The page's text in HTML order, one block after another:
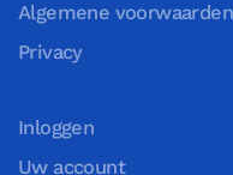
Algemene voorwaarden
Privacy
Inloggen
Uw account